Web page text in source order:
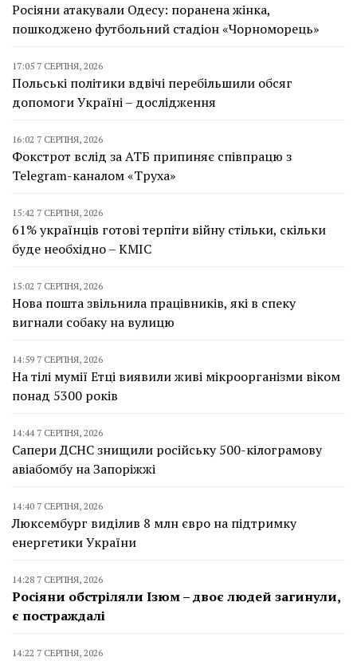
Росіяни атакували Одесу: поранена жінка,
пошкоджено футбольний стадіон «Чорноморець»
17:05 7 СЕРПНЯ, 2026
Польські політики вдвічі перебільшили обсяг
допомоги Україні – дослідження
16:02 7 СЕРПНЯ, 2026
Фокстрот вслід за АТБ припиняє співпрацю з
Telegram-каналом «Труха»
15:42 7 СЕРПНЯ, 2026
61% українців готові терпіти війну стільки, скільки
буде необхідно – КМІС
15:02 7 СЕРПНЯ, 2026
Нова пошта звільнила працівників, які в спеку
вигнали собаку на вулицю
14:59 7 СЕРПНЯ, 2026
На тілі мумії Етці виявили живі мікроорганізми віком
понад 5300 років
14:44 7 СЕРПНЯ, 2026
Сапери ДСНС знищили російську 500-кілограмову
авіабомбу на Запоріжжі
14:40 7 СЕРПНЯ, 2026
Люксембург виділив 8 млн євро на підтримку
енергетики України
14:28 7 СЕРПНЯ, 2026
Росіяни обстріляли Ізюм – двоє людей загинули,
є постраждалі
14:22 7 СЕРПНЯ, 2026